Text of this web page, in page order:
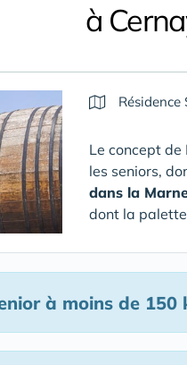
à
Résidence
Le concept
les seniors,
dans la
dont la
à moins de 150